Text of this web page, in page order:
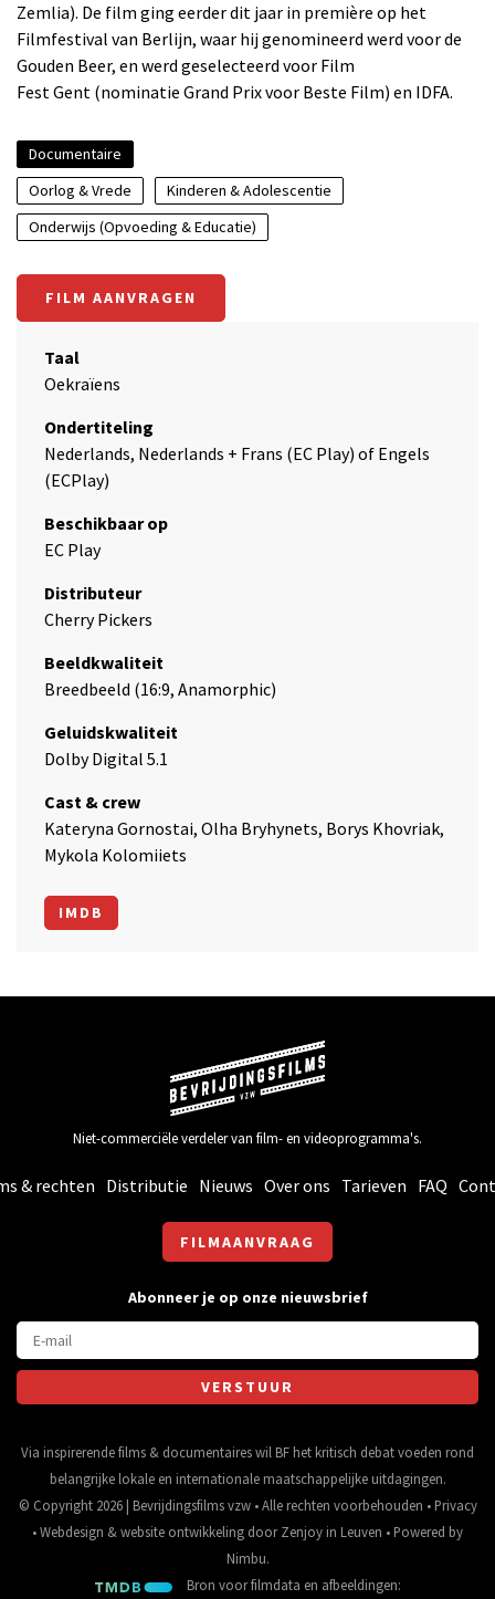
Zemlia). De film ging eerder dit jaar in première op het
Filmfestival van Berlijn, waar hij genomineerd werd voor de
Gouden Beer, en werd geselecteerd voor Film
Fest Gent (nominatie Grand Prix voor Beste Film) en IDFA.
Documentaire
Oorlog & Vrede
Kinderen & Adolescentie
Onderwijs (Opvoeding & Educatie)
FILM AANVRAGEN
Taal
Oekraïens
Ondertiteling
Nederlands, Nederlands + Frans (EC Play) of Engels
(ECPlay)
Beschikbaar op
EC Play
Distributeur
Cherry Pickers
Beeldkwaliteit
Breedbeeld (16:9, Anamorphic)
Geluidskwaliteit
Dolby Digital 5.1
Cast & crew
Kateryna Gornostai, Olha Bryhynets, Borys Khovriak,
Mykola Kolomiiets
IMDB
Niet-commerciële verdeler van film- en videoprogramma's.
& rechten Distributie Nieuws Over ons Tarieven FAQ
FILMAANVRAAG
Abonneer je op onze nieuwsbrief
Via inspirerende films & documentaires wil BF het kritisch debat voeden rond
belangrijke lokale en internationale maatschappelijke uitdagingen.
© Copyright 2026 | Bevrijdingsfilms vzw • Alle rechten voorbehouden • Privacy
•Webdesign &website ontwikkeling doorZenjoy in Leuven • Powered by
Nimbu.
Bron voor filmdata en afbeeldingen: